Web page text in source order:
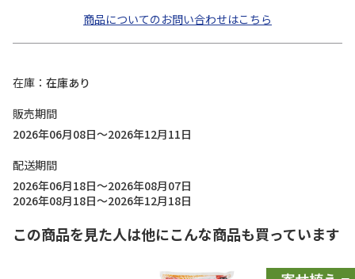
商品についてのお問い合わせはこちら
在庫
在庫あり
販売期間
2026年06月08日～2026年12月11日
配送期間
2026年06月18日～2026年08月07日
2026年08月18日～2026年12月18日
この商品を見た人は他にこんな商品も買っています